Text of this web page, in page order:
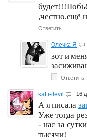
,честно,ещё
Ответить
Олечка Я
вот и
↑ Ответить
katti-devil 16
А я писала
Уже тогда
- нас за
тысячи!